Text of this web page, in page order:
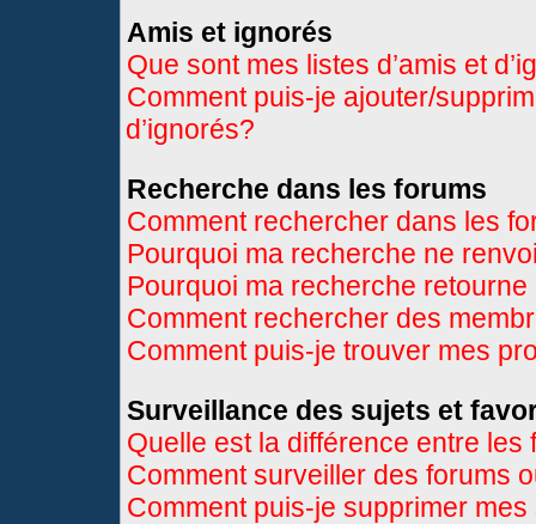
Amis et ignorés
Que sont mes listes d’amis et
Comment puis-je ajouter/
d’ignorés?
Recherche dans les forums
Comment rechercher dans les
Pourquoi ma recherche ne
Pourquoi ma recherche
Comment rechercher des
Comment puis-je trouver mes
Surveillance des sujets et
Quelle est la différence entre
Comment surveiller des forums
Comment puis-je supprimer